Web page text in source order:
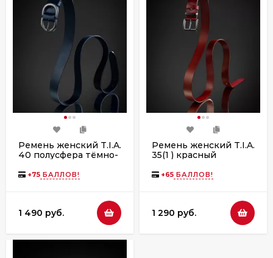
Ремень женский T.I.A.
40 полусфера тёмно-
+75 БАЛЛОВ!
1 490 руб.
Ремень женский T.I.A.
35(1 ) красный
+65 БАЛЛОВ!
1 290 руб.